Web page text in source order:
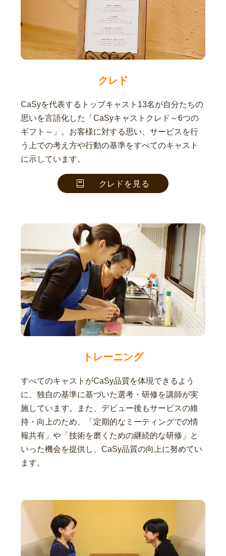
クレド
CaSyを代表するトップキャスト13名が自分たちの
思いを言語化した「CaSyキャストクレド～6つの
ギフト～」。お客様に対する思い、サービスを行
う上での考え方や行動の基準をすべてのキャスト
に示しています。
クレドを見る
トレーニング
すべてのキャストがCaSy品質を体現できるよう
に、独自の基準に基づいた選考・研修を講師が実
施しています。また、デビュー後もサービスの維
持・向上のため、「定期的なミーティングでの情
報共有」や「技術を磨くための継続的な研修」と
いった機会を提供し、CaSy品質の向上に努めてい
ます。